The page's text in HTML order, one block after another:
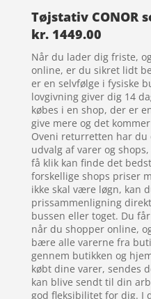
Tøjstativ CONOR
kr. 1449.00
Når du lader dig friste,
online, er du sikret lidt
er en selvfølge i fysiske
lovgivning giver dig 14
købes i en shop, der er
give mere og det
Oveni returretten har
udvalg af varer og
få klik kan finde det
forskellige shops priser
ikke skal være løgn, kan
prissammenligning
bussen eller toget. Du
når du shopper online,
bære alle varerne fra
gennem butikken og
købt dine varer, sendes
kan blive sendt til din
god fleksibilitet for dig. I